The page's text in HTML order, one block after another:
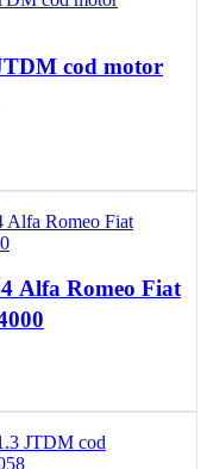
cod motor
Alfa Romeo Fiat